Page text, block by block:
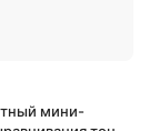
мини-